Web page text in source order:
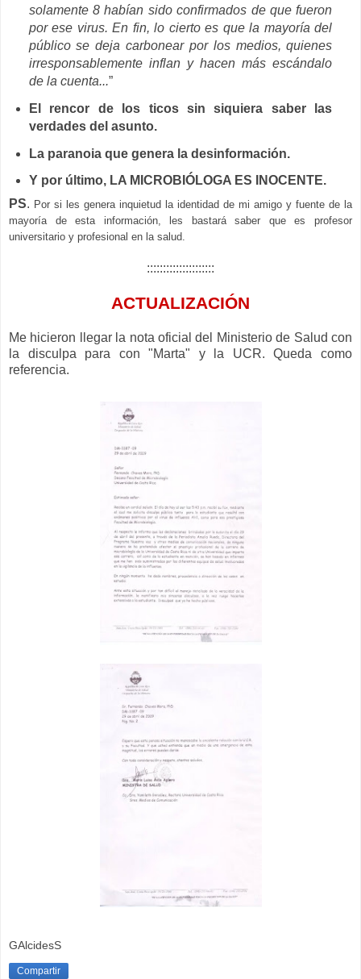
solamente 8 habían sido confirmados de que fueron
por ese virus. En fin, lo cierto es que la mayoría del
público se deja carbonear por los medios, quienes
irresponsablemente inflan y hacen más escándalo
de la cuenta...”
El rencor de los ticos sin siquiera saber las
verdades del asunto.
La paranoia que genera la desinformación.
Y por último, LA MICROBIÓLOGA ES INOCENTE.
PS. Por si les genera inquietud la identidad de mi amigo y fuente de la
mayoría de esta información, les bastará saber que es profesor
universitario y profesional en la salud.
:::::::::::::::::::::
ACTUALIZACIÓN
Me hicieron llegar la nota oficial del Ministerio de Salud con
la disculpa para con "Marta" y la UCR. Queda como
referencia.
GAlcidesS
Compartir